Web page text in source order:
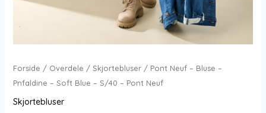
Forside / Overdele / Skjortebluser/ Pont Neuf – Bluse –
Pnfaldine – Soft Blue – S/40 – Pont Neuf
Skjortebluser